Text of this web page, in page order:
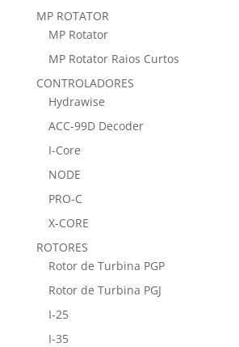
MP ROTATOR
MP Rotator
MP Rotator Raios Curtos
CONTROLADORES
Hydrawise
ACC-99D Decoder
I-Core
NODE
PRO-C
X-CORE
ROTORES
Rotor de Turbina PGP
Rotor de Turbina PGJ
I-25
I-35